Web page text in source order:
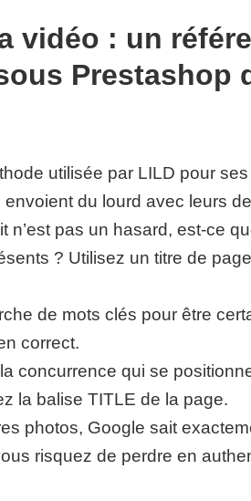
vidéo : un
Prestashop
utilisée par LILD pour
du lourd avec leurs
n’est pas un hasard, est-ce
? Utilisez un titre de
de mots clés pour être
correct.
concurrence qui se
la balise TITLE de la page.
photos, Google sait
risquez de perdre en